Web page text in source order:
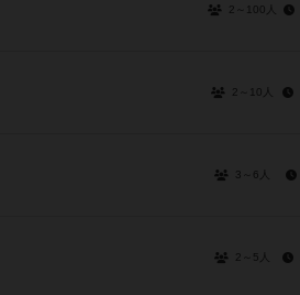
2～100人
2～10人
3～6人
2～5人